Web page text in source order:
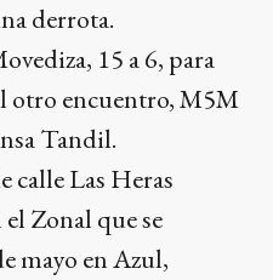
derrota.
15 a 6, para
otro encuentro, M5M
Tandil.
calle Las Heras
Zonal que se
mayo en Azul,